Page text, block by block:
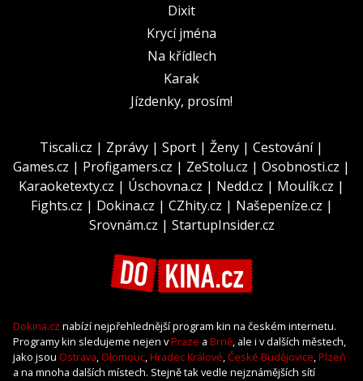
Dixit
Krycí jména
Na křídlech
Karak
Jízdenky, prosím!
Tiscali.cz | Zprávy | Sport | Ženy | Cestování|
Games.cz | Profigamers.cz | ZeStolu.cz | Osobnosti.cz |
Karaoketexty.cz | Úschovna.cz | Nedd.cz | Moulík.cz |
Fights.cz | Dokina.cz | CZhity.cz | Našepeníze.cz |
Srovnám.cz | StartupInsider.cz
Dokina.cz nabízí nejpřehlednější program kin na českém internetu.
Programy kin sledujeme nejen vPraze a Brně, ale i v dalších městech,
jako jsou Ostrava, Olomouc,Hradec Králové,České Budějovice,Plzeň
a na mnoha dalších místech. Stejně tak vedle nejznámějších sítí